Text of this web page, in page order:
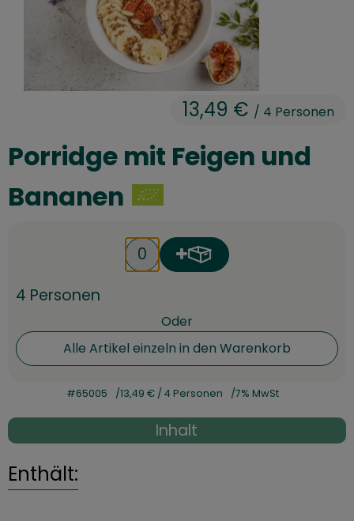
Kühltheke
Speisekammer
Bäckerei
Drogerie
Biokiste
Biomarkt Waldkirch
Porridge mit Feigen und
Bananen
13,49 € / 4 Personen
Anzahl Produkt zum Warenkorb
4 Personen
Oder
Alle Artikel einzeln in den Warenkorb
#65005 13,49 € / 4 Personen 7% MwSt
Inhalt
Enthält: